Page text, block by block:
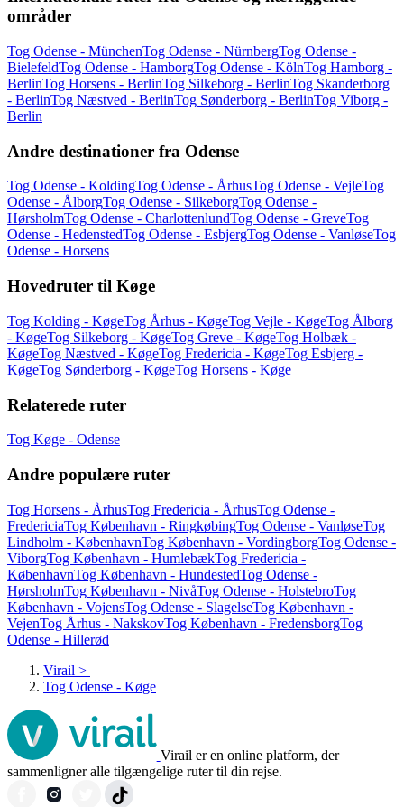
områder
Tog Odense - MünchenTog Odense - NürnbergTog Odense -
BielefeldTog Odense - HamborgTog Odense - KölnTog Hamborg -
BerlinTog Horsens - BerlinTog Silkeborg - BerlinTog Skanderborg
- BerlinTog Næstved - BerlinTog Sønderborg - BerlinTog Viborg -
Berlin
Andre destinationer fra Odense
Tog Odense - KoldingTog Odense - ÅrhusTog Odense - VejleTog
Odense - ÅlborgTog Odense - SilkeborgTog Odense -
HørsholmTog Odense - CharlottenlundTog Odense - GreveTog
Odense - HedenstedTog Odense - EsbjergTog Odense - VanløseTog
Odense - Horsens
Hovedruter til Køge
Tog Kolding - KøgeTog Århus - KøgeTog Vejle - KøgeTog Ålborg
- KøgeTog Silkeborg - KøgeTog Greve - KøgeTog Holbæk -
KøgeTog Næstved - KøgeTog Fredericia - KøgeTog Esbjerg -
KøgeTog Sønderborg - KøgeTog Horsens - Køge
Relaterede ruter
Tog Køge - Odense
Andre populære ruter
Tog Horsens - ÅrhusTog Fredericia - ÅrhusTog Odense -
FredericiaTog København - RingkøbingTog Odense - VanløseTog
Lindholm - KøbenhavnTog København - VordingborgTog Odense -
ViborgTog København - HumlebækTog Fredericia -
KøbenhavnTog København - HundestedTog Odense -
HørsholmTog København - NivåTog Odense - HolstebroTog
København - VojensTog Odense - SlagelseTog København -
VejenTog Århus - NakskovTog København - FredensborgTog
Odense - Hillerød
Virail >
Tog Odense - Køge
Virail er en online platform, der
sammenligner alle tilgængelige ruter til din rejse.